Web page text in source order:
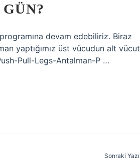
devam edebiliriz. Biraz
yaptığımız üst vücudun alt vücut
Pull-Legs-Antalman-P …
Sonraki Yazı